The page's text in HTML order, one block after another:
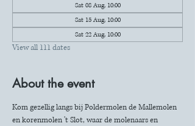
Sat 08 Aug, 10:00
Sat 15 Aug, 10:00
Sat 22 Aug, 10:00
View all 111 dates
About the event
Kom gezellig langs bij Poldermolen de Mallemolen
en korenmolen 't Slot, waar de molenaars en